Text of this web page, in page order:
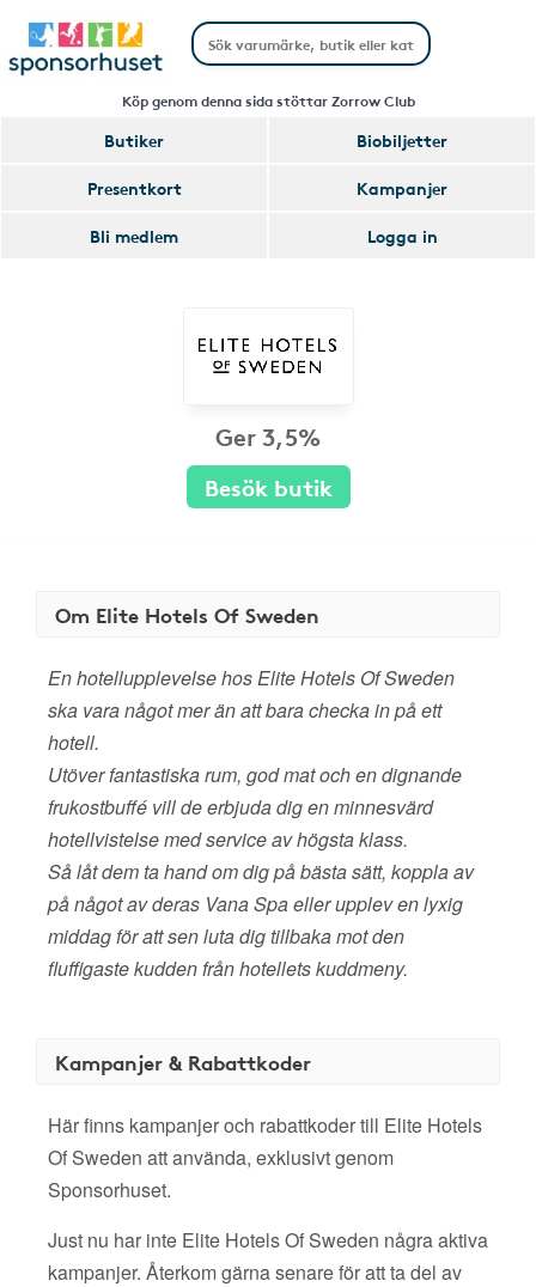
Köp genom denna sida stöttar Zorrow Club
Butiker
Biobiljetter
Presentkort
Kampanjer
Bli medlem
Logga in
Ger 3,5%
Besök butik
Om Elite Hotels Of Sweden
En hotellupplevelse hos Elite Hotels Of Sweden
ska vara något mer än att bara checka in på ett
hotell.
Utöver fantastiska rum, god mat och en dignande
frukostbuffé vill de erbjuda dig en minnesvärd
hotellvistelse med service av högsta klass.
Så låt dem ta hand om dig på bästa sätt, koppla av
på något av deras Vana Spa eller upplev en lyxig
middag för att sen luta dig tillbaka mot den
fluffigaste kudden från hotellets kuddmeny.
Kampanjer & Rabattkoder
Här finns kampanjer och rabattkoder till Elite Hotels
Of Sweden att använda, exklusivt genom
Sponsorhuset.
Just nu har inte Elite Hotels Of Sweden några aktiva
kampanjer. Återkom gärna senare för att ta del av